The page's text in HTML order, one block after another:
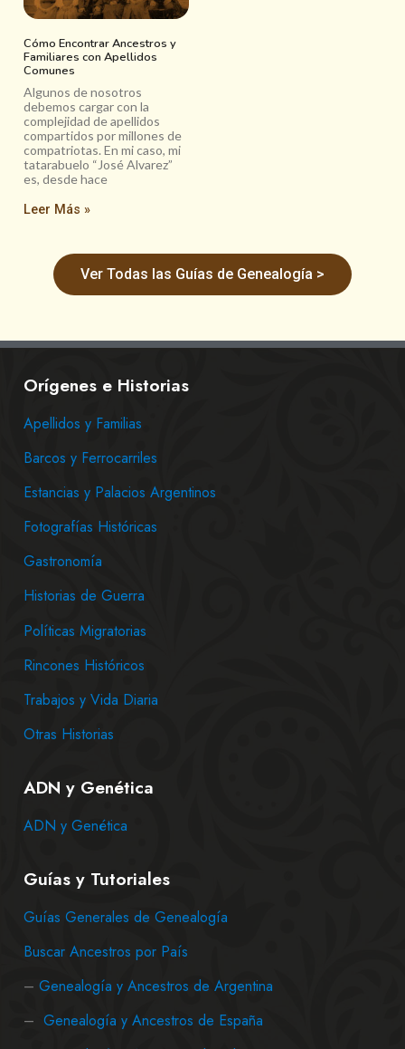
Cómo Encontrar Ancestros y
Familiares con Apellidos
Comunes
Algunos de nosotros
debemos cargar con la
complejidad de apellidos
compartidos por millones de
compatriotas. En mi caso, mi
tatarabuelo “José Alvarez”
es, desde hace
Leer Más »
Ver Todas las Guías de Genealogía >
Orígenes e Historias
Apellidos y Familias
Barcos y Ferrocarriles
Estancias y Palacios Argentinos
Fotografías Históricas
Gastronomía
Historias de Guerra
Políticas Migratorias
Rincones Históricos
Trabajos y Vida Diaria
Otras Historias
ADN y Genética
ADN y Genética
Guías y Tutoriales
Guías Generales de Genealogía
Buscar Ancestros por País
– Genealogía y Ancestros de Argentina
– Genealogía y Ancestros de España